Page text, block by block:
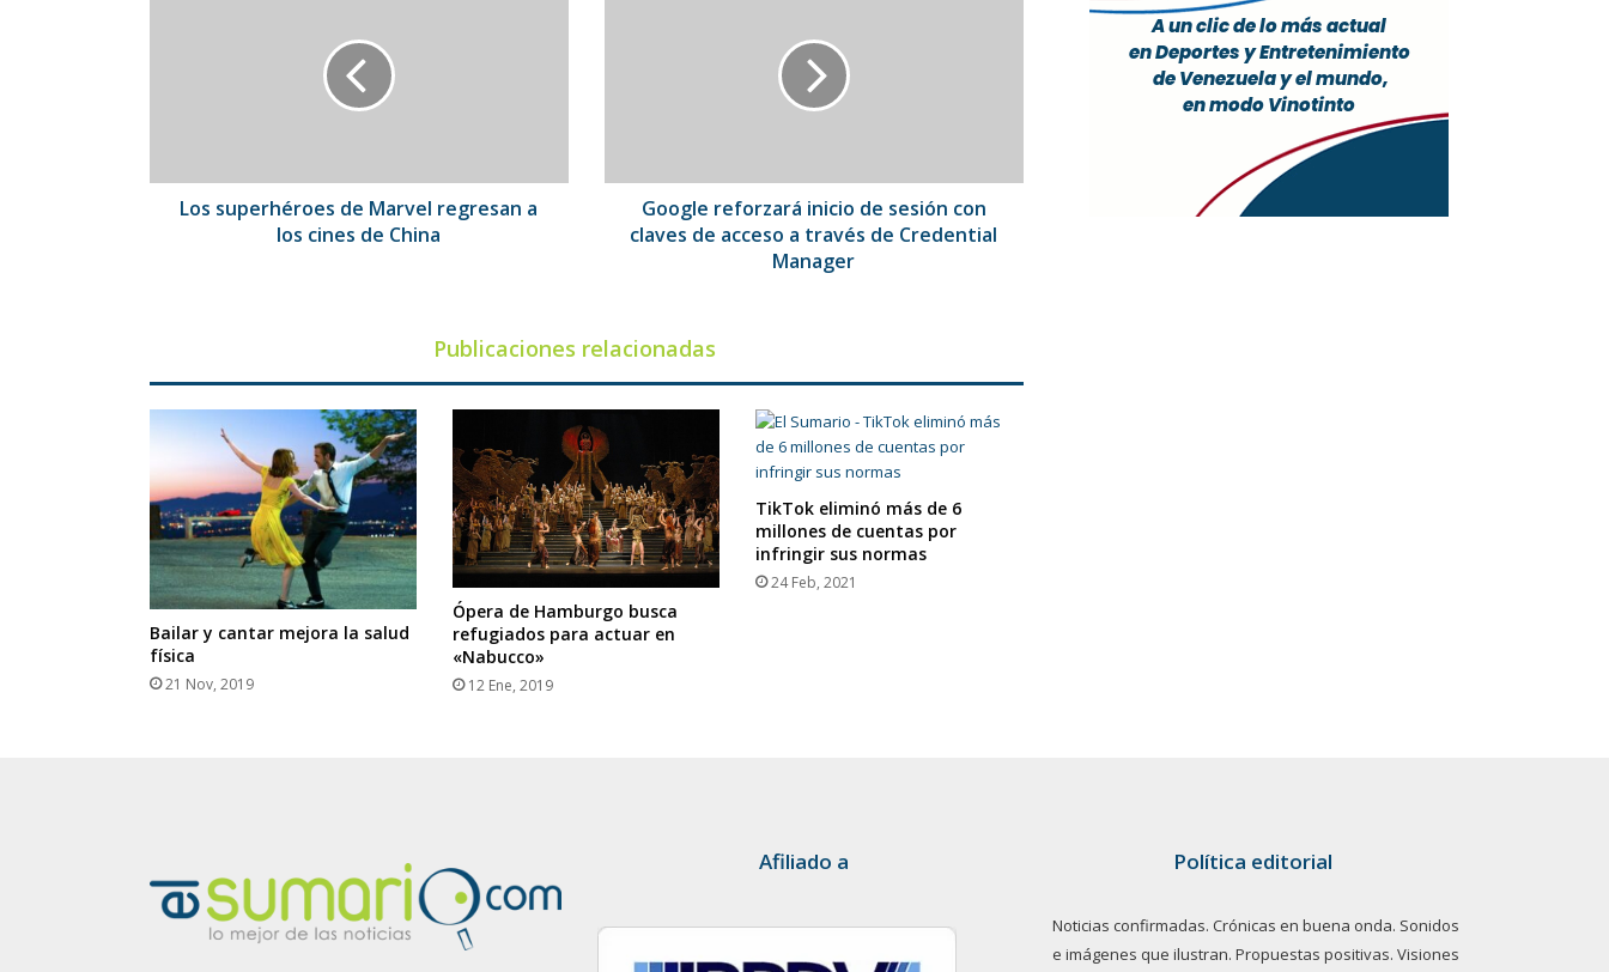
de
ChinaLos superhéroes de Marvel regresan a
los cines de China
acceso
través
Google reforzará inicio de sesión con
claves de acceso a través de Credential
Manager
Publicaciones relacionadas
Bailar y cantar mejora la salud
física
21 Nov, 2019
Ópera de Hamburgo busca
refugiados para actuar en
«Nabucco»
12 Ene, 2019
TikTok eliminó más de 6
millones de cuentas por
infringir sus normas
24 Feb, 2021
Afiliado a Política editorial
Noticias confirmadas. Crónicas en buena onda. Sonidos
e imágenes que ilustran. Propuestas positivas. Visiones